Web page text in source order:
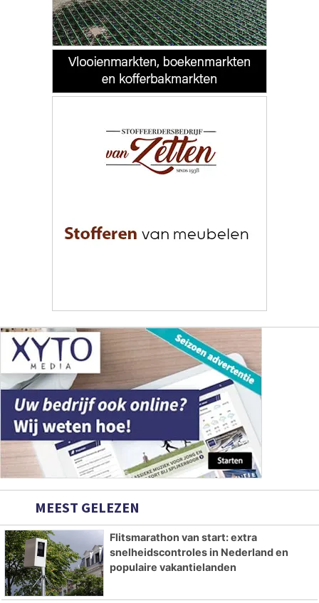
MEEST GELEZEN
Flitsmarathon van start: extra
snelheidscontroles in Nederland en
populaire vakantielanden